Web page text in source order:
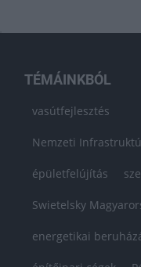
TÉMÁINKBÓL
vasútfejlesztés
Nemzeti
épületfelújítás
Swietelsky
energetikai